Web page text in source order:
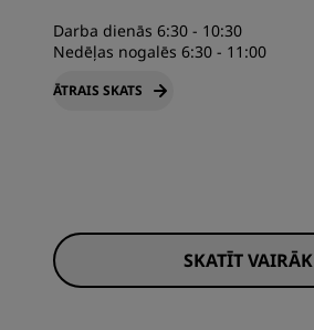
Darba dienās 6:30 - 10:30
Nedēļas nogalēs 6:30 - 11:00
ĀTRAIS SKATS
SKATĪT VAIRĀK